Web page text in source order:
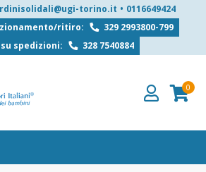
torino.it • 0116649424
ritiro:
329 2993800-799
spedizioni:
328 7540884
0